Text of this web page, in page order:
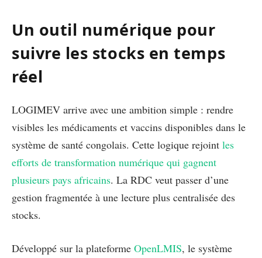
Un outil numérique pour
suivre les stocks en temps
réel
LOGIMEV arrive avec une ambition simple : rendre
visibles les médicaments et vaccins disponibles dans le
système de santé congolais. Cette logique rejoint les
efforts de transformation numérique qui gagnent
plusieurs pays africains. La RDC veut passer d’une
gestion fragmentée à une lecture plus centralisée des
stocks.
Développé sur la plateforme OpenLMIS, le système